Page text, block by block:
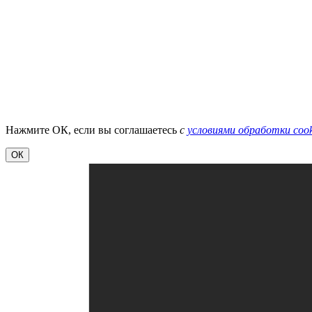
Нажмите ОК, если вы соглашаетесь с условиями обработки
ОК